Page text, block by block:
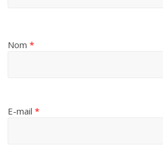
Nom*
E-mail*